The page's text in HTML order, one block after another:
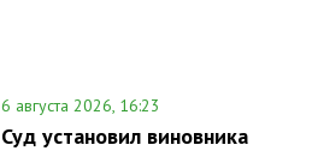
6 августа 2026, 16:23
Суд установил виновника